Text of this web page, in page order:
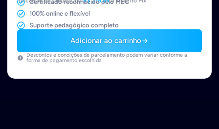
forma de pagamento escolhida